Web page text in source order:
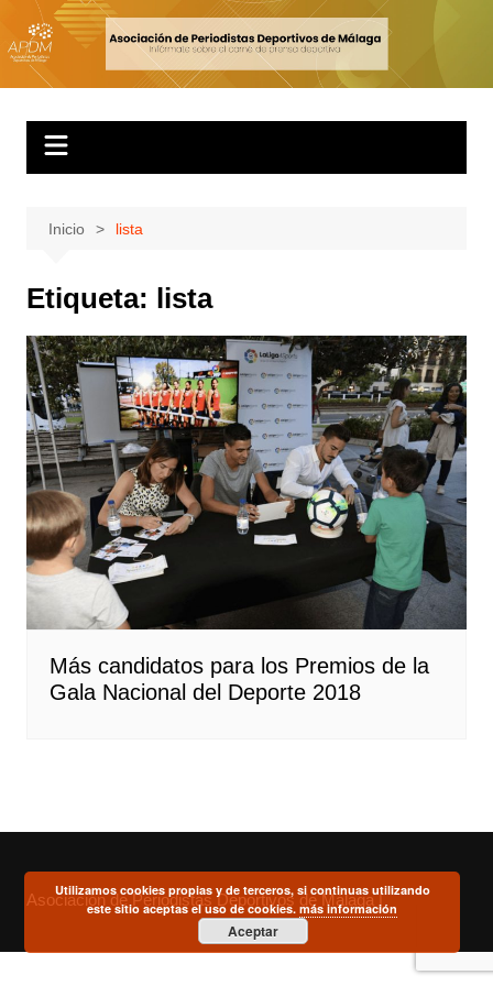
Inicio lista
Etiqueta: lista
Más candidatos para los Premios de la
Gala Nacional del Deporte 2018
Asociación de Periodistas Deportivos de Málaga |
Utilizamos cookies propias y de terceros, si continuas utilizando
este sitio aceptas el uso de cookies.más información
Aceptar